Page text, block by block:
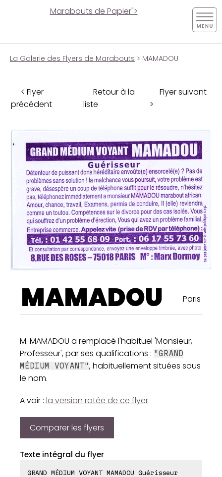
Marabouts de Papier">
La Galerie des Flyers de Marabouts > MAMADOU
< Flyer
précédent
Retour à la
liste
Flyer suivant
>
MAMADOU Paris
M. MAMADOU a remplacé l'habituel 'Monsieur,
Professeur', par ses qualifications : "GRAND
MÉDIUM VOYANT", habituellement situées sous
le nom.
A voir : la version ratée de ce flyer
Comparer les flyers
Texte intégral du flyer
GRAND MÉDIUM VOYANT MAMADOU Guérisseur